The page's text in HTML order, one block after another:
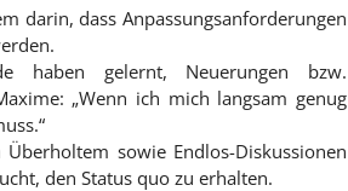
darin, dass Anpassungsanforderungen
haben gelernt, Neuerungen bzw.
„Wenn ich mich langsam genug
sowie Endlos-Diskussionen
den Status quo zu erhalten.